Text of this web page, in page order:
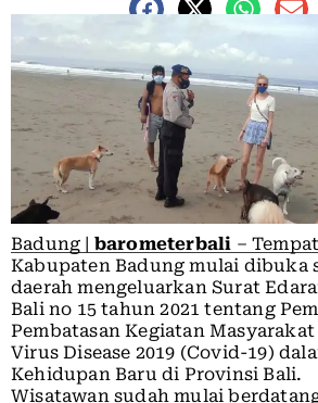
Badung | barometerbali –
Kabupaten Badung mulai dibuka
daerah mengeluarkan Surat
Bali no 15 tahun 2021 tentang
Pembatasan Kegiatan
Virus Disease 2019 (Covid-19)
Kehidupan Baru di Provinsi Bali.
Wisatawan sudah mulai